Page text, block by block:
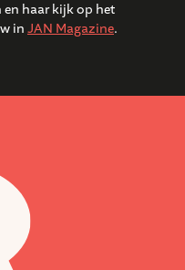
en haar kijk op het
in JAN Magazine.